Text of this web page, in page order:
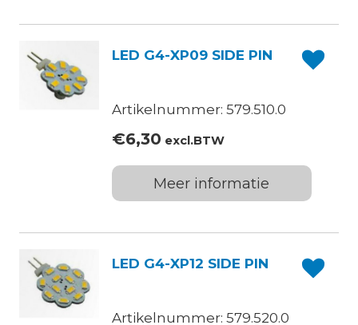
LED G4-XP09 SIDE PIN
Artikelnummer: 579.510.0
€6,30 excl.BTW
Meer informatie
LED G4-XP12 SIDE PIN
Artikelnummer: 579.520.0